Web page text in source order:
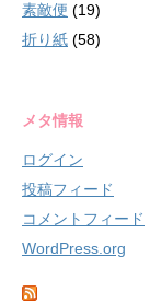
素敵便 (19)
折り紙 (58)
メタ情報
ログイン
投稿フィード
コメントフィード
WordPress.org